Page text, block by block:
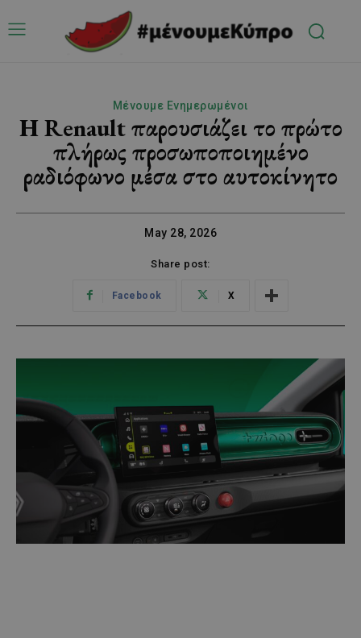
Μένουμε Ενημερωμένοι
Η Renault παρουσιάζει το πρώτο
πλήρως προσωποποιημένο
ραδιόφωνο μέσα στο αυτοκίνητο
May 28, 2026
Share post:
Facebook X